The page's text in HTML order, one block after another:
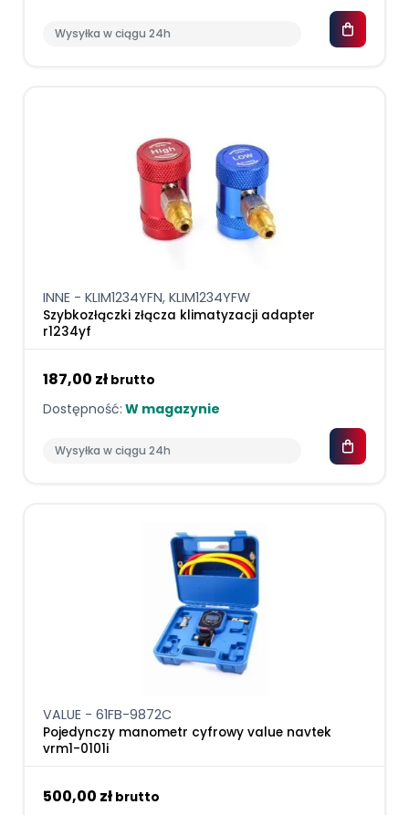
Wysyłka w ciągu 24h
INNE - KLIM1234YFN, KLIM1234YFW
Szybkozłączki złącza klimatyzacji adapter
r1234yf
187,00 zł brutto
Dostępność: W magazynie
Wysyłka w ciągu 24h
VALUE - 61FB-9872C
Pojedynczy manometr cyfrowy value navtek
vrm1-0101i
500,00 zł brutto